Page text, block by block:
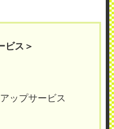
ビス＞
ップサービス